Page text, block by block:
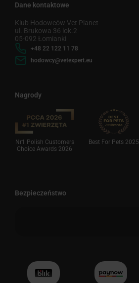
Dane kontaktowe
Klub Hodowców Vet Planet
ul. Brukowa 36 lok.2
05-092 Łomianki
+48 22 122 11 78
hodowcy@vetexpert.eu
Nagrody
Nr1 Polish Customers
Choice Awards 2026
Best For Pets 2025
Bezpieczeństwo